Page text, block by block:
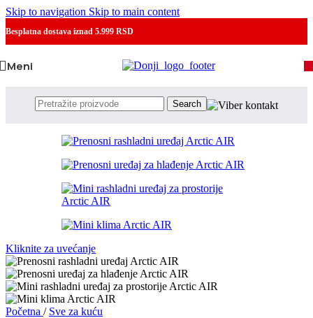
Skip to navigation Skip to main content
Besplatna dostava iznad 5.999 RSD
Meni
Search
Kliknite za uvećanje
Početna / Sve za kuću